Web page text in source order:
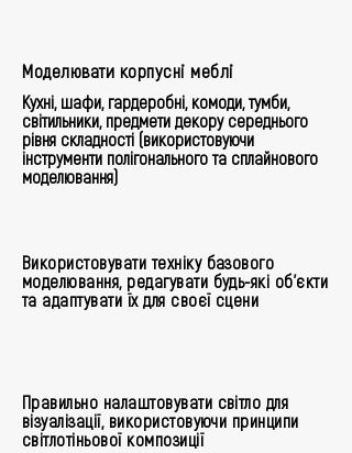
Моделювати корпусні меблі
Кухні, шафи, гардеробні, комоди, тумби,
світильники, предмети декору середнього
рівня складності (використовуючи
інструменти полігонального та сплайнового
моделювання)
Використовувати техніку базового
моделювання, редагувати будь-які об'єкти
та адаптувати їх для своєї сцени
Правильно налаштовувати світло для
візуалізації, використовуючи принципи
світлотіньової композиції